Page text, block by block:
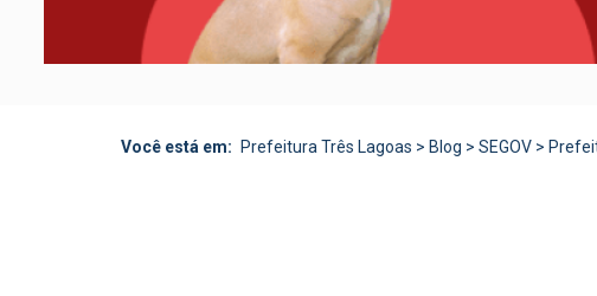
Você está em: Prefeitura Três Lagoas > Blog > SEGOV >